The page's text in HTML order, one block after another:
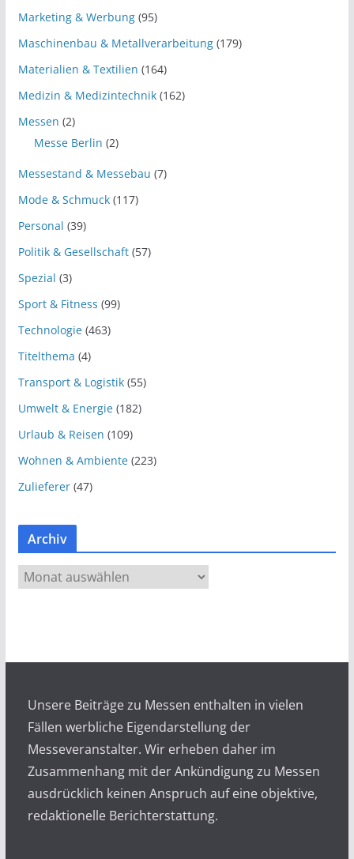
Marketing & Werbung(95)
Maschinenbau & Metallverarbeitung(179)
Materialien & Textilien (164)
Medizin & Medizintechnik(162)
Messen (2)
Messe Berlin (2)
Messestand & Messebau (7)
Mode & Schmuck(117)
Personal (39)
Politik & Gesellschaft(57)
Spezial (3)
Sport & Fitness (99)
Technologie(463)
Titelthema (4)
Transport & Logistik(55)
Umwelt & Energie(182)
Urlaub & Reisen (109)
Wohnen & Ambiente(223)
Zulieferer(47)
Archiv
Unsere Beiträge zu Messen enthalten in vielen
Fällen werbliche Eigendarstellung der
Messeveranstalter. Wir erheben daher im
Zusammenhang mit der Ankündigung zu Messen
ausdrücklich keinen Anspruch auf eine objektive,
redaktionelle Berichterstattung.